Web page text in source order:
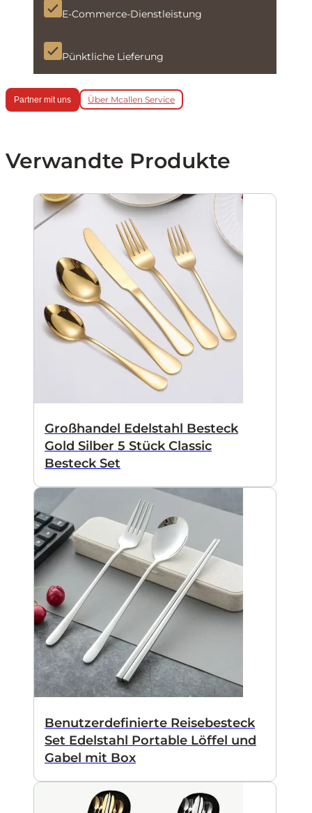
E-Commerce-Dienstleistung
Pünktliche Lieferung
Partner mit uns Über Mcallen Service
Verwandte Produkte
Großhandel Edelstahl Besteck
Gold Silber 5 Stück Classic
Besteck Set
Benutzerdefinierte Reisebesteck
Set Edelstahl Portable Löffel und
Gabel mit Box